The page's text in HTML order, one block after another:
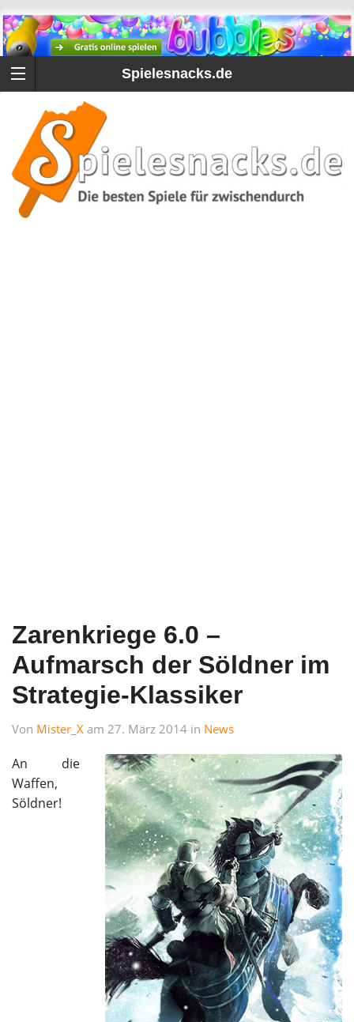
Spielesnacks.de
Zarenkriege 6.0 –
Aufmarsch der Söldner im
Strategie-Klassiker
Von Mister_X am 27. März 2014 in News
An die
Waffen,
Söldner!